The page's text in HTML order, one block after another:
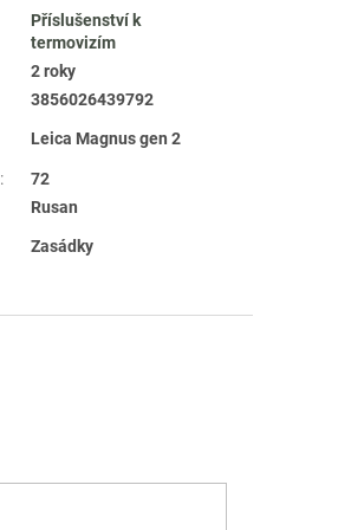
Příslušenství k
termovizím
2 roky
3856026439792
Leica Magnus gen 2
:
72
Rusan
Zasádky